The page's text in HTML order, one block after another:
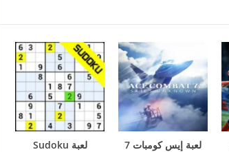
لعبة إيس كومبات 7 لعبة Sudoku